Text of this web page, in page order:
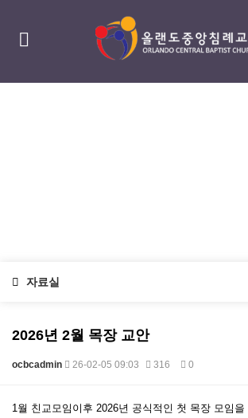
자료실
2026년 2월 목장 교안
ocbcadmin 26-02-05 09:03 316 0
본문
1월 친교모임이후 2026년 공식적인 첫 목장 모임을